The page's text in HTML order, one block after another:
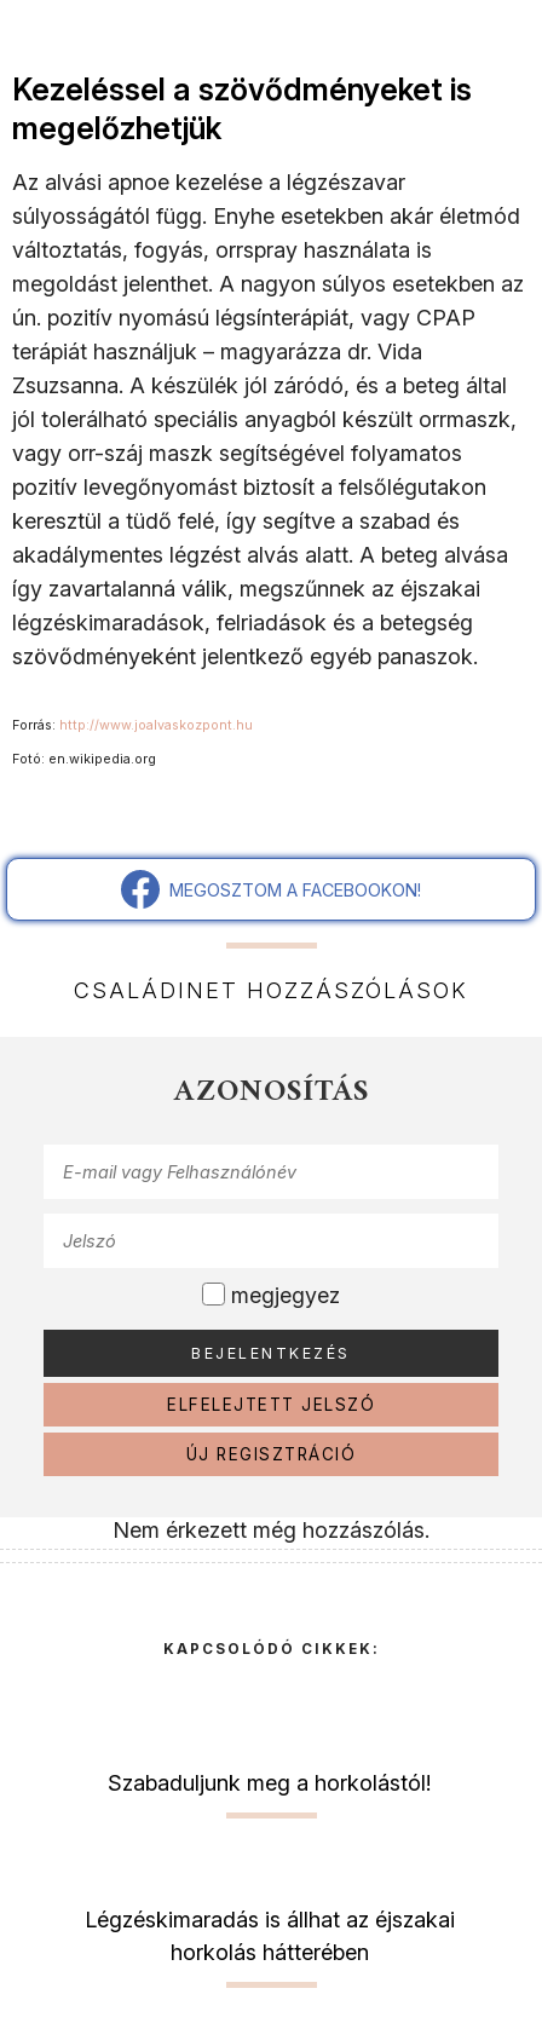
Kezeléssel a szövődményeket is
megelőzhetjük
Az alvási apnoe kezelése a légzészavar
súlyosságától függ. Enyhe esetekben akár életmód
változtatás, fogyás, orrspray használata is
megoldást jelenthet. A nagyon súlyos esetekben az
ún. pozitív nyomású légsínterápiát, vagy CPAP
terápiát használjuk – magyarázza dr. Vida
Zsuzsanna. A készülék jól záródó, és a beteg által
jól tolerálható speciális anyagból készült orrmaszk,
vagy orr-száj maszk segítségével folyamatos
pozitív levegőnyomást biztosít a felsőlégutakon
keresztül a tüdő felé, így segítve a szabad és
akadálymentes légzést alvás alatt. A beteg alvása
így zavartalanná válik, megszűnnek az éjszakai
légzéskimaradások, felriadások és a betegség
szövődményeként jelentkező egyéb panaszok.
Forrás: http://www.joalvaskozpont.hu
Fotó: en.wikipedia.org
MEGOSZTOM A FACEBOOKON!
CSALÁDINET HOZZÁSZÓLÁSOK
AZONOSÍTÁS
megjegyez
ELFELEJTETT JELSZÓ
ÚJ REGISZTRÁCIÓ
Nem érkezett még hozzászólás.
KAPCSOLÓDÓ CIKKEK:
Szabaduljunk meg a horkolástól!
Légzéskimaradás is állhat az éjszakai
horkolás hátterében